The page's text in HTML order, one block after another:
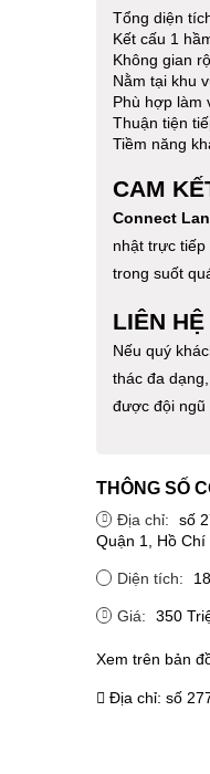
Tổng diện
Kết cấu 1
Không gian
Nằm tại khu
Phù hợp làm
Thuận tiện
Tiềm năng
CAM
Connect
nhật trực
trong suốt
LIÊN HỆ
Nếu quý
thác đa
được đội ngũ
THÔNG SỐ
Địa chỉ:
số
Quận 1, Hồ Chí
Diện tích:
Giá: 350
Xem trên bản
Địa chỉ: số